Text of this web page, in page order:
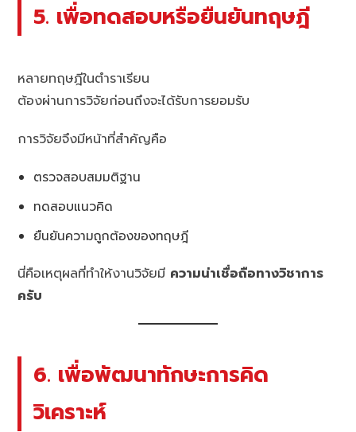
5. เพื่อทดสอบหรือยืนยันทฤษฎี
หลายทฤษฎีในตำราเรียน
ต้องผ่านการวิจัยก่อนถึงจะได้รับการยอมรับ
การวิจัยจึงมีหน้าที่สำคัญคือ
ตรวจสอบสมมติฐาน
ทดสอบแนวคิด
ยืนยันความถูกต้องของทฤษฎี
นี่คือเหตุผลที่ทำให้งานวิจัยมี ความน่าเชื่อถือทางวิชาการ
ครับ
6. เพื่อพัฒนาทักษะการคิด
วิเคราะห์